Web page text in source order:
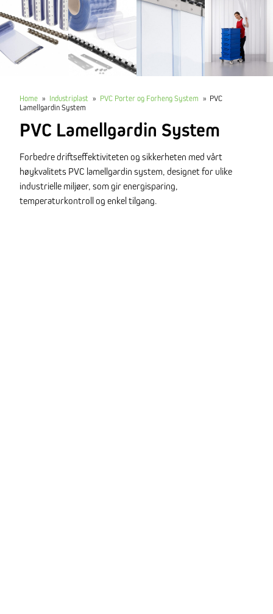
Home » Industriplast » PVC Porter og Forheng System » PVC
Lamellgardin System
PVC Lamellgardin System
Forbedre driftseffektiviteten og sikkerheten med vårt
høykvalitets PVC lamellgardin system, designet for ulike
industrielle miljøer, som gir energisparing,
temperaturkontroll og enkel tilgang.